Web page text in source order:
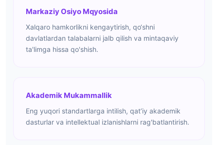
Markaziy Osiyo Mqyosida
Xalqaro hamkorlikni kengaytirish, qo‘shni
davlatlardan talabalarni jalb qilish va mintaqaviy
ta'limga hissa qo'shish.
Akademik Mukammallik
Eng yuqori standartlarga intilish, qat’iy akademik
dasturlar va intellektual izlanishlarni rag'batlantirish.